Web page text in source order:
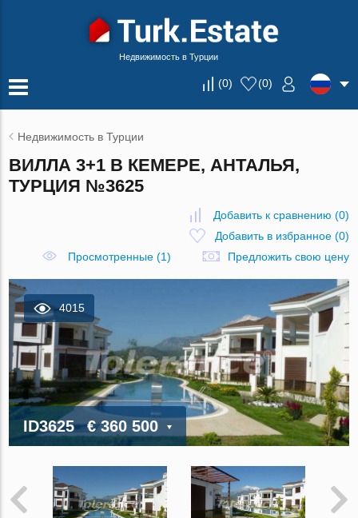
Недвижимость в Турции
(0) (0)
Недвижимость в Турции
ВИЛЛА 3+1 В КЕМЕРЕ, АНТАЛЬЯ,
ТУРЦИЯ №3625
Добавить к сравнению (0)
Добавить в избранное(0)
Просмотренные (1)
Предложить свою цену
4015
ID3625 € 360 500